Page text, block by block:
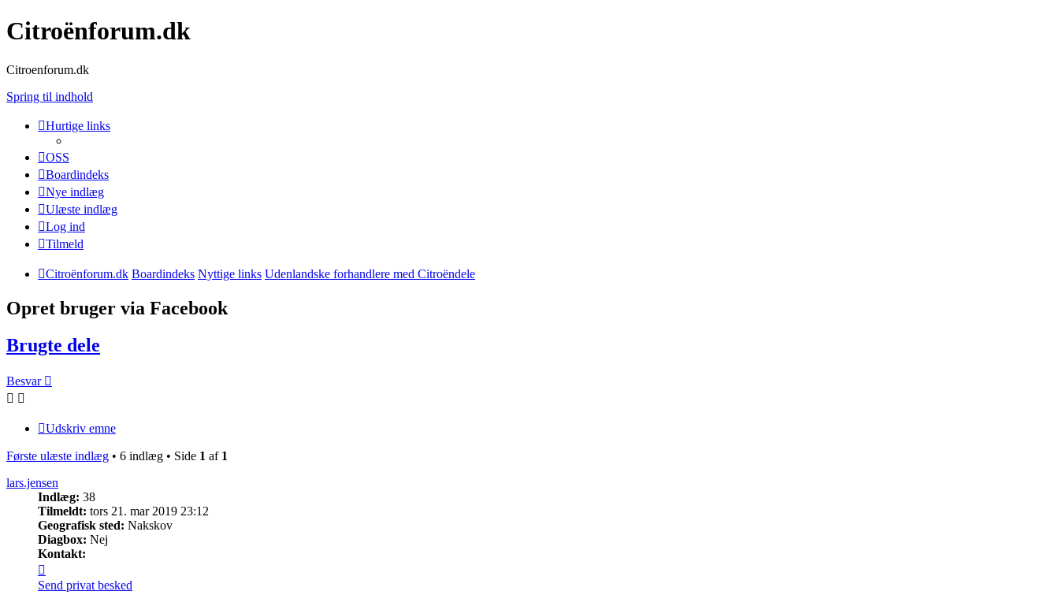
Citroënforum.dk
Citroenforum.dk
Spring til indhold
Hurtige links
OSS
Boardindeks
Nye indlæg
Ulæste indlæg
Log ind
Tilmeld
Citroënforum.dk Boardindeks Nyttige links Udenlandske forhandlere med Citroëndele
Opret bruger via Facebook
Brugte dele
Besvar
Udskriv emne
Første ulæste indlæg • 6 indlæg • Side 1 af 1
lars.jensen
Indlæg: 38
Tilmeldt: tors 21. mar 2019 23:12
Geografisk sted: Nakskov
Diagbox: Nej
Kontakt:
lars.jensen
Send privat besked